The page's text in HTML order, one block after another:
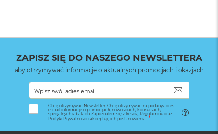
ZAPISZ SIĘ DO NASZEGO NEWSLETTERA
aby otrzymywać informacje o aktualnych promocjach i okazjach
Chcę otrzymywać Newsletter. Chcę otrzymywać na podany adres
e-mail informacje o promocjach, nowościach, konkursach,
specjalnych rabatach. Zapoznałem się z treścią Regulaminu oraz
Polityki Prywatności i akceptuję ich postanowienia.